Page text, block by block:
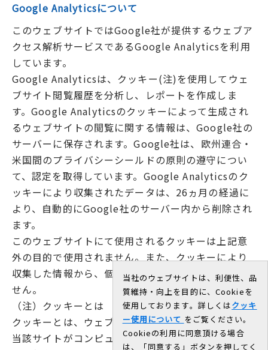
Google Analyticsについて
このウェブサイトではGoogle社が提供するウェブア
クセス解析サービスであるGoogle Analyticsを利用
しています。
Google Analyticsは、クッキー(注)を使用してウェ
ブサイト閲覧履歴を分析し、レポートを作成しま
す。Google Analyticsのクッキーによって生成され
るウェブサイトの閲覧に関する情報は、Google社の
サーバーに保存されます。Google社は、欧州連合・
米国間のプライバシーシールドの原則の遵守につい
て、認定を取得しています。Google Analyticsのク
ッキーにより収集されたデータは、26ヵ月の経過に
より、自動的にGoogle社のサーバー内から削除され
ます。
このウェブサイトにて使用されるクッキーは上記意
外の目的で使用されません。また、クッキーにより
収集した情報から、個人が識別されることはありま
せん。
（注）クッキーとは
クッキーとは、ウェブサイトにアクセスした際に、
当該サイトがコンピューターまたはモバイルデバイ
当社のウェブサイトは、利便性、品
質維持・向上を目的に、Cookieを
使用しております。詳しくはクッキ
ー使用について をご覧ください。
Cookieの利用に同意頂ける場合
は、「同意する」ボタンを押してく